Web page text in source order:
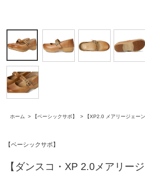
ホーム > 【ベーシックサボ】 > 【XP2.0 メアリージェーン
【ベーシックサボ】
【ダンスコ・XP 2.0メアリー